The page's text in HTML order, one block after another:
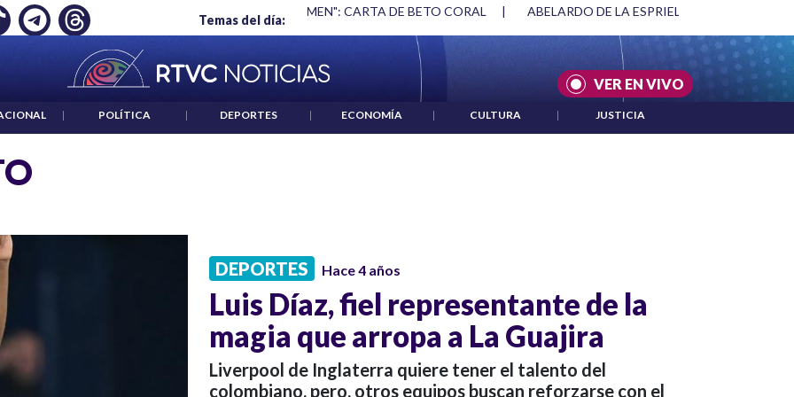
Temas del día:
JP MORGAN "HABLAR NO ES UN CRIMEN": CARTA DE BETO CORAL | ABELARDO DE LA ESPRIELLA Y DMG
VER EN VIVO
| POLÍTICA | DEPORTES | ECONOMÍA | CULTURA | JUSTICIA
DEPORTES Hace 4 años
Luis Díaz, fiel representante de la
magia que arropa a La Guajira
Liverpool de Inglaterra quiere tener el talento del
colombiano, pero, otros equipos buscan reforzarse con el